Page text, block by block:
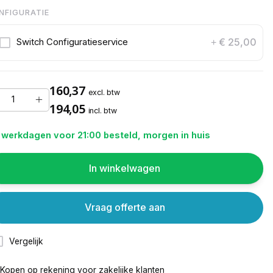
Switch Configuratieservice + € 25,00
160,37 excl. btw
194,05 incl. btw
werkdagen voor 21:00 besteld, morgen in huis
In winkelwagen
Vergelijk
Vraag offerte aan
Kopen op rekening voor zakelijke klanten